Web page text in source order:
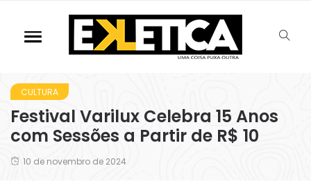
CULTURA
Festival Varilux Celebra 15 Anos
com Sessões a Partir de R$ 10
10 de novembro de 2024